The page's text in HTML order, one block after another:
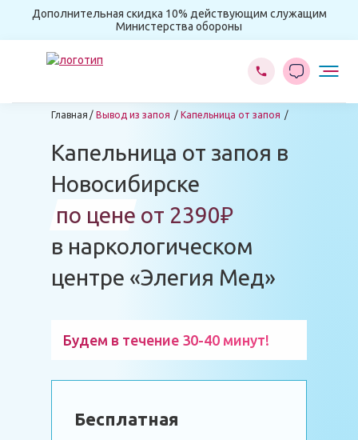
Дополнительная скидка 10% действующим служащим
Министерства обороны
Главная Вывод из запоя Капельница от запоя
Капельница от запоя в
Новосибирске
по цене от 2390₽
в наркологическом
центре «Элегия Мед»
Будем в течение 30-40 минут!
Бесплатная